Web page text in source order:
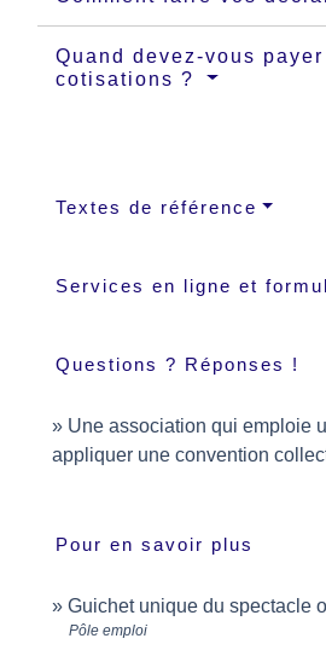
Quand devez-vous
cotisations ?
Textes de référence
Services en ligne et
Questions ? Réponses !
Une association qui emploie
appliquer une convention
Pour en savoir plus
Guichet unique du spectacle
Pôle emploi